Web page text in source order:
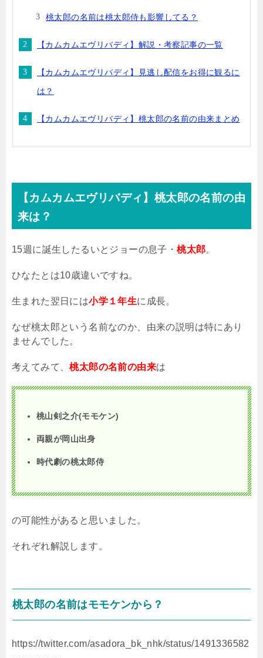
桃太郎の名前は桃太郎侍も影響してる？
【カムカムエヴリバディ】解説・考察記事の一覧
【カムカムエヴリバディ】見逃し配信をお得に観るに
は？
【カムカムエヴリバディ】桃太郎の名前の由来まとめ
【カムカムエヴリバディ】桃太郎の名前の由
来は？
15週に誕生したるいとジョーの息子・桃太郎。
ひなたとは10歳違いですね。
生まれた翌日には小学１年生に成長。
なぜ桃太郎という名前なのか、由来の説明は特にあり
ませんでした。
考えてみて、桃太郎の名前の由来は
桃山剣之介(モモケン)
両親が岡山出身
時代劇の桃太郎侍
の可能性があると思いました。
それぞれ解説します。
桃太郎の名前はモモケンから？
https://twitter.com/asadora_bk_nhk/status/1491336582